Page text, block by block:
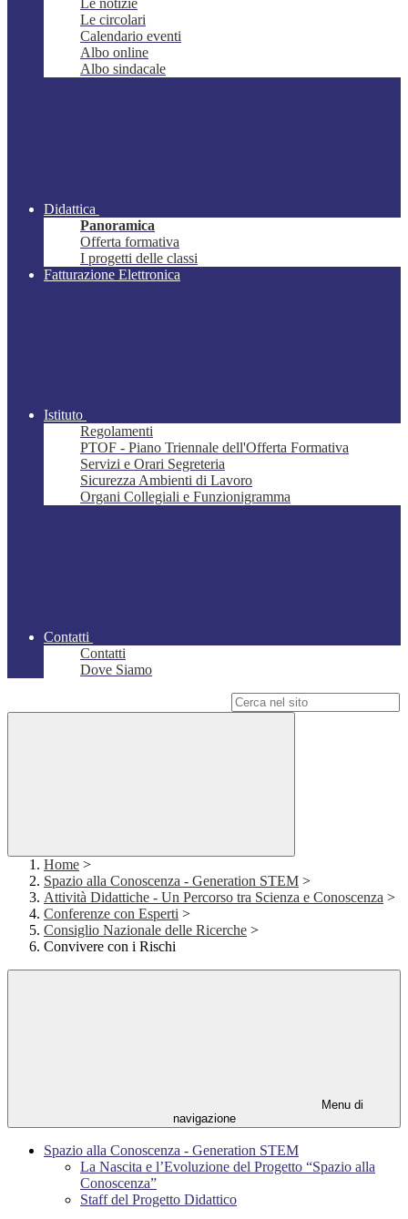
Le notizie
Le circolari
Calendario eventi
Albo online
Albo sindacale
Didattica
Panoramica
Offerta formativa
I progetti delle classi
Fatturazione Elettronica
Istituto
Regolamenti
PTOF - Piano Triennale dell'Offerta Formativa
Servizi e Orari Segreteria
Sicurezza Ambienti di Lavoro
Organi Collegiali e Funzionigramma
Contatti
Contatti
Dove Siamo
Home >
Spazio alla Conoscenza - Generation STEM >
Attività Didattiche - Un Percorso tra Scienza e Conoscenza >
Conferenze con Esperti >
Consiglio Nazionale delle Ricerche >
Convivere con i Rischi
Menu di
navigazione
Spazio alla Conoscenza - Generation STEM
La Nascita e l’Evoluzione del Progetto “Spazio alla
Conoscenza”
Staff del Progetto Didattico